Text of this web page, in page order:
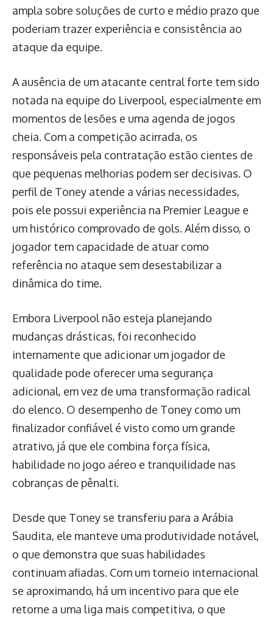
ampla sobre soluções de curto e médio prazo que
poderiam trazer experiência e consistência ao
ataque da equipe.
A ausência de um atacante central forte tem sido
notada na equipe do Liverpool, especialmente em
momentos de lesões e uma agenda de jogos
cheia. Com a competição acirrada, os
responsáveis pela contratação estão cientes de
que pequenas melhorias podem ser decisivas. O
perfil de Toney atende a várias necessidades,
pois ele possui experiência na Premier League e
um histórico comprovado de gols. Além disso, o
jogador tem capacidade de atuar como
referência no ataque sem desestabilizar a
dinâmica do time.
Embora Liverpool não esteja planejando
mudanças drásticas, foi reconhecido
internamente que adicionar um jogador de
qualidade pode oferecer uma segurança
adicional, em vez de uma transformação radical
do elenco. O desempenho de Toney como um
finalizador confiável é visto como um grande
atrativo, já que ele combina força física,
habilidade no jogo aéreo e tranquilidade nas
cobranças de pênalti.
Desde que Toney se transferiu para a Arábia
Saudita, ele manteve uma produtividade notável,
o que demonstra que suas habilidades
continuam afiadas. Com um torneio internacional
se aproximando, há um incentivo para que ele
retorne a uma liga mais competitiva, o que